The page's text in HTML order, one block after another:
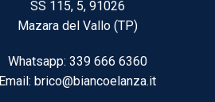
SS 115, 5, 91026
Mazara del Vallo (TP)
Whatsapp: 339 666 6360
Email: brico@biancoelanza.it